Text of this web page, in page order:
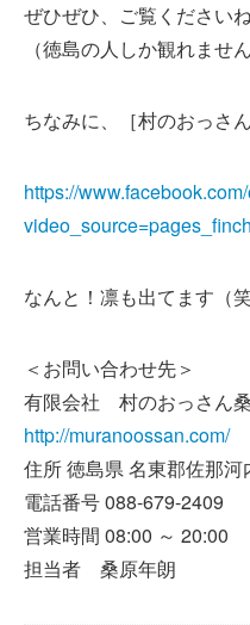
ぜひぜひ、ご覧くださいね
（徳島の人しか観れませ
ちなみに、［村のおっさ
https://
なんと！凛も出てます（笑
＜お問い合わせ先＞
有限会社 村のおっさん
http://muranoossan.com/
住所 徳島県 名東郡佐那河
電話番号 088-679-2409
営業時間 08:00 ～ 20:00
担当者 桑原年朗